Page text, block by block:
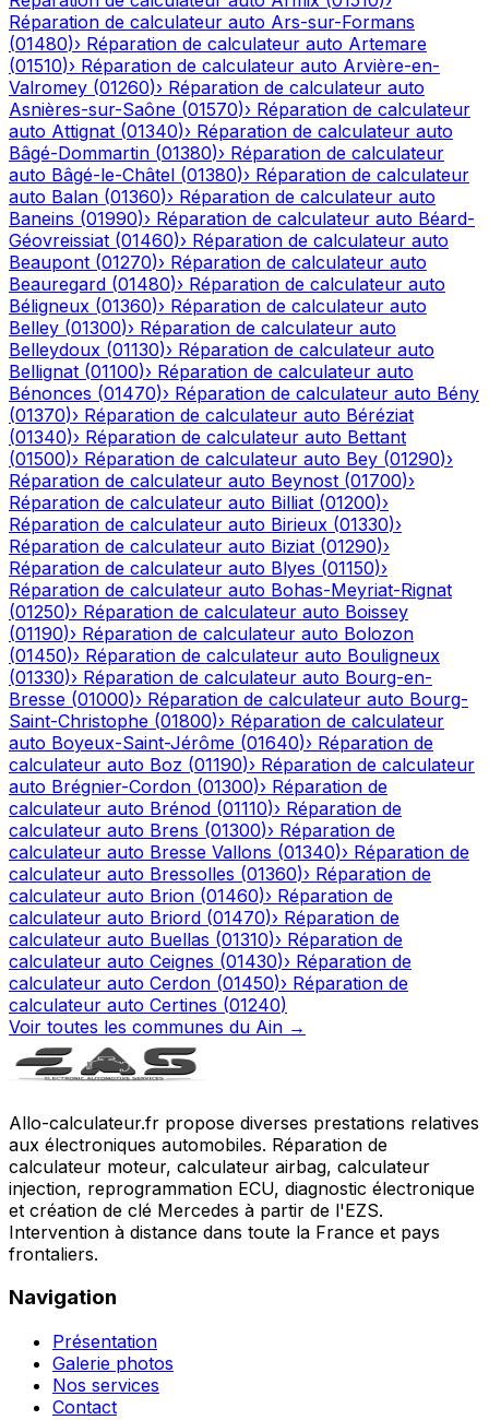
Réparation de calculateur auto Ars-sur-Formans
(01480)› Réparation de calculateur auto Artemare
(01510)› Réparation de calculateur auto Arvière-en-
Valromey (01260)› Réparation de calculateur auto
Asnières-sur-Saône (01570)› Réparation de calculateur
auto Attignat (01340)› Réparation de calculateur auto
Bâgé-Dommartin (01380)› Réparation de calculateur
auto Bâgé-le-Châtel (01380)› Réparation de calculateur
auto Balan (01360)› Réparation de calculateur auto
Baneins (01990)› Réparation de calculateur auto Béard-
Géovreissiat (01460)› Réparation de calculateur auto
Beaupont (01270)› Réparation de calculateur auto
Beauregard (01480)› Réparation de calculateur auto
Béligneux (01360)› Réparation de calculateur auto
Belley (01300)› Réparation de calculateur auto
Belleydoux (01130)› Réparation de calculateur auto
Bellignat (01100)› Réparation de calculateur auto
Bénonces (01470)› Réparation de calculateur auto Bény
(01370)› Réparation de calculateur auto Béréziat
(01340)› Réparation de calculateur auto Bettant
(01500)› Réparation de calculateur auto Bey (01290)›
Réparation de calculateur auto Beynost (01700)›
Réparation de calculateur auto Billiat (01200)›
Réparation de calculateur auto Birieux (01330)›
Réparation de calculateur auto Biziat (01290)›
Réparation de calculateur auto Blyes (01150)›
Réparation de calculateur auto Bohas-Meyriat-Rignat
(01250)› Réparation de calculateur auto Boissey
(01190)› Réparation de calculateur auto Bolozon
(01450)› Réparation de calculateur auto Bouligneux
(01330)› Réparation de calculateur auto Bourg-en-
Bresse (01000)› Réparation de calculateur auto Bourg-
Saint-Christophe (01800)› Réparation de calculateur
auto Boyeux-Saint-Jérôme (01640)› Réparation de
calculateur auto Boz (01190)› Réparation de calculateur
auto Brégnier-Cordon (01300)› Réparation de
calculateur auto Brénod (01110)› Réparation de
calculateur auto Brens (01300)› Réparation de
calculateur auto Bresse Vallons (01340)› Réparation de
calculateur auto Bressolles (01360)› Réparation de
calculateur auto Brion (01460)› Réparation de
calculateur auto Briord (01470)› Réparation de
calculateur auto Buellas (01310)› Réparation de
calculateur auto Ceignes (01430)› Réparation de
calculateur auto Cerdon (01450)› Réparation de
calculateur auto Certines (01240)
Voir toutes les communes du Ain →
Allo-calculateur.fr propose diverses prestations relatives
aux électroniques automobiles. Réparation de
calculateur moteur, calculateur airbag, calculateur
injection, reprogrammation ECU, diagnostic électronique
et création de clé Mercedes à partir de l'EZS.
Intervention à distance dans toute la France et pays
frontaliers.
Navigation
Présentation
Galerie photos
Nos services
Contact